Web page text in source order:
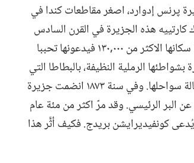
پرنس إدوارد،‏ اصغر مقاطعات كندا في
هذه الجزيرة في القرن السادس
عشر بأنها:‏ «اجمل ارض يمكن ان تقع عليها الانظار».‏ اما سكانها الاكثر من ٠٠٠‏,١٣٠ فيدعونها تحببا
الرملية النظيفة،‏ بالبطاطا التي
تنمو في تربتها الحمراء الغنية،‏ وبالكركند الذي يُصاد قبالة سواحلها.‏ وفي سنة ١٨٧٣ انضمت جزيرة
البر الرئيسي.‏ وقد مرّ اكثر من مئة عام
كونفيديرايشن بريدج.‏ فكيف أثَّر هذا